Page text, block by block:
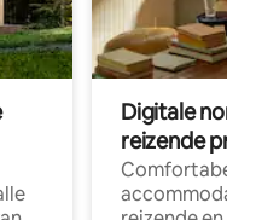
Digitale
reizende
Comfortabele